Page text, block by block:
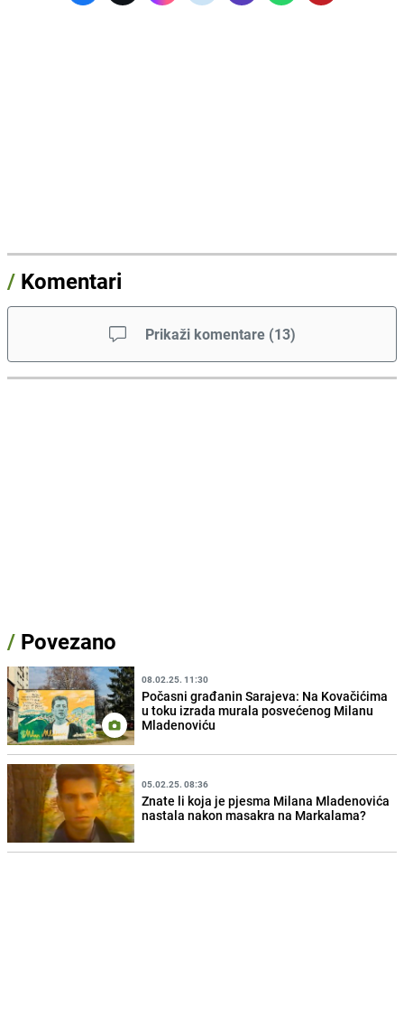
/ Komentari
Prikaži komentare (13)
/ Povezano
08.02.25. 11:30
Počasni građanin Sarajeva: Na Kovačićima
u toku izrada murala posvećenog Milanu
Mladenoviću
05.02.25. 08:36
Znate li koja je pjesma Milana Mladenovića
nastala nakon masakra na Markalama?